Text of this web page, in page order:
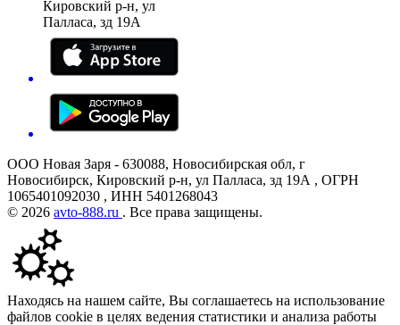
Кировский р-н, ул
Палласа, зд 19А
ООО Новая Заря - 630088, Новосибирская обл, г
Новосибирск, Кировский р-н, ул Палласа, зд 19А , ОГРН
1065401092030 , ИНН 5401268043
© 2026 avto-888.ru . Все права защищены.
Находясь на нашем сайте, Вы соглашаетесь на использование
файлов cookie в целях ведения статистики и анализа работы